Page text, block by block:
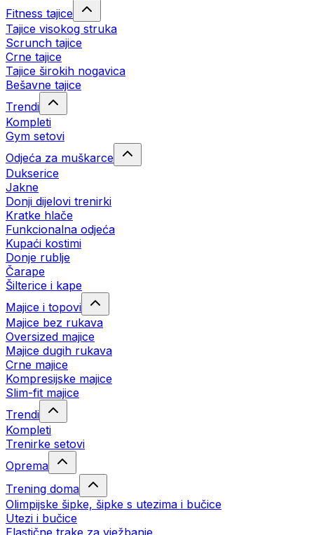
Fitness tajice
Tajice visokog struka
Scrunch tajice
Crne tajice
Tajice širokih nogavica
Bešavne tajice
Trendi
Kompleti
Gym setovi
Odjeća za muškarce
Dukserice
Jakne
Donji dijelovi trenirki
Kratke hlače
Funkcionalna odjeća
Kupaći kostimi
Donje rublje
Čarape
Šilterice i kape
Majice i topovi
Majice bez rukava
Oversized majice
Majice dugih rukava
Crne majice
Kompresijske majice
Slim-fit majice
Trendi
Kompleti
Trenirke setovi
Oprema
Trening doma
Olimpijske šipke, šipke s utezima i bučice
Utezi i bučice